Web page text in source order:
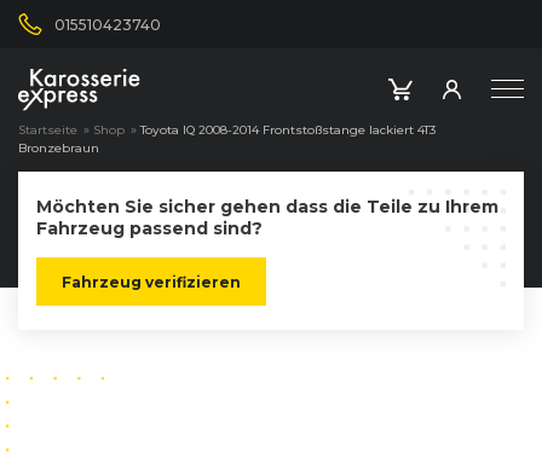
015510423740
Startseite » Shop »Toyota IQ 2008-2014 Frontstoßstange lackiert 4T3
Bronzebraun
Möchten Sie sicher gehen dass die Teile zu Ihrem
Fahrzeug passend sind?
Fahrzeug verifizieren